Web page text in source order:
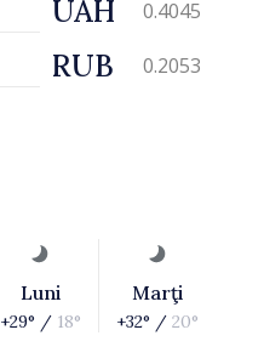
UAH 0.4045
RUB 0.2053
Luni
+29° / 18°
Marţi
+32° / 20°